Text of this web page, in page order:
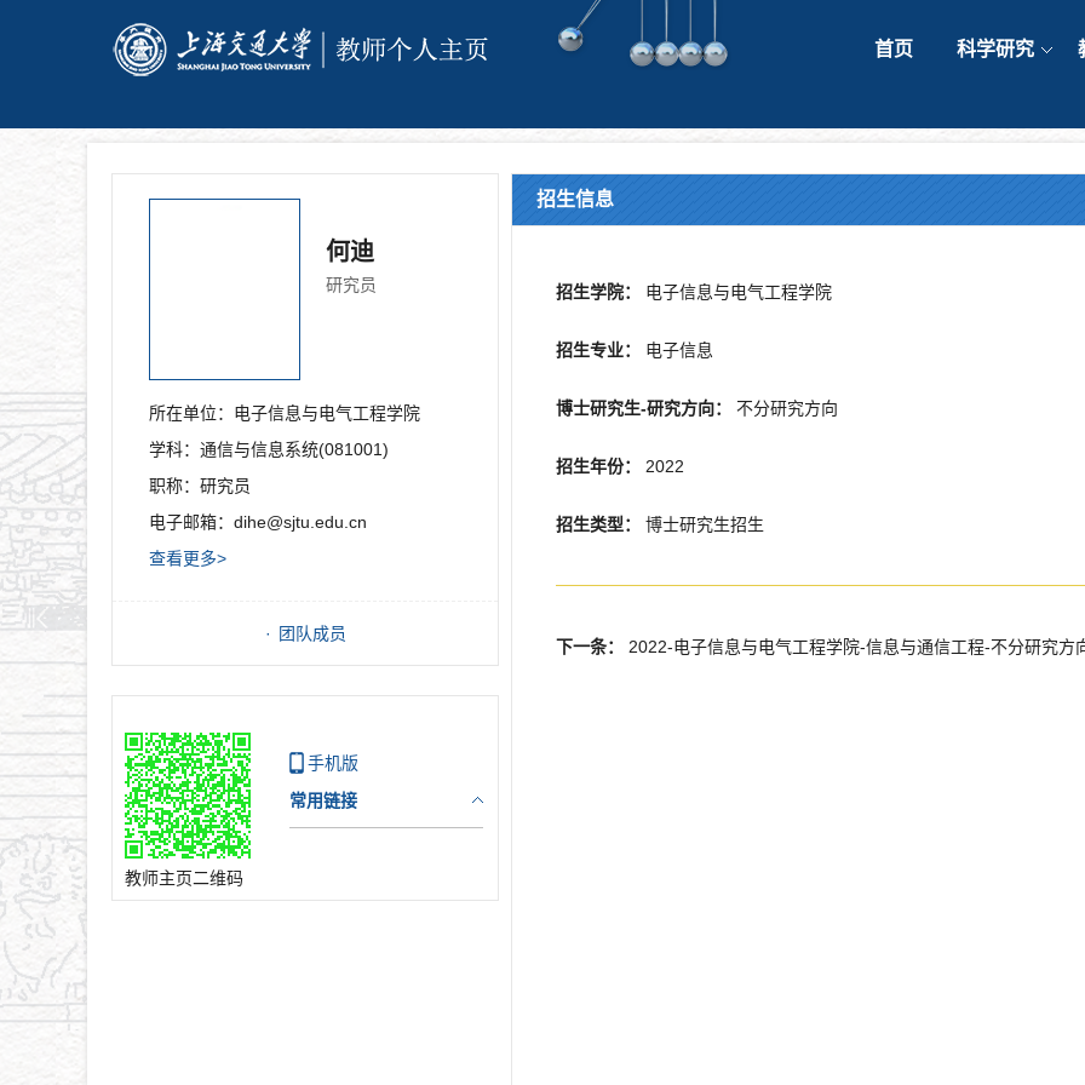
首页 科学研究
何迪
研究员
所在单位： 电子信息与电气工程学院
学科： 通信与信息系统(081001)
职称： 研究员
电子邮箱： dihe@sjtu.edu.cn
查看更多>
团队成员
教师主页二维码
手机版
常用链接
招生信息
招生学院： 电子信息与电气工程学院
招生专业： 电子信息
博士研究生-研究方向： 不分研究方向
招生年份： 2022
招生类型： 博士研究生招生
下一条： 2022-电子信息与电气工程学院-信息与通信工程-不分研究方